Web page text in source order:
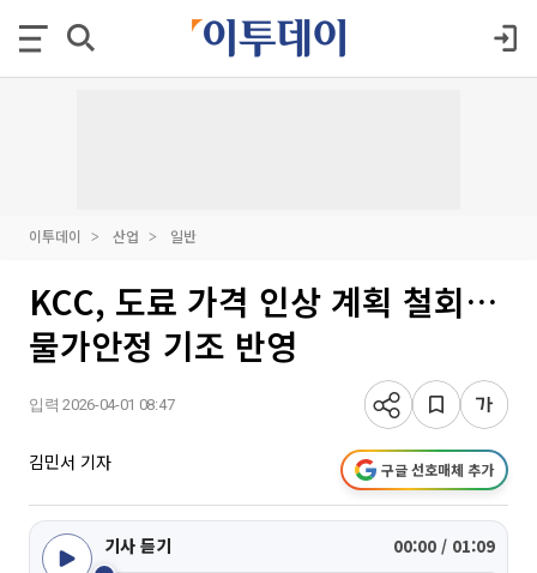
이투데이 산업 일반
KCC, 도료 가격 인상 계획 철회…
물가안정 기조 반영
입력 2026-04-01 08:47
김민서 기자 구글 선호매체 추가
기사 듣기 00:00 / 01:09